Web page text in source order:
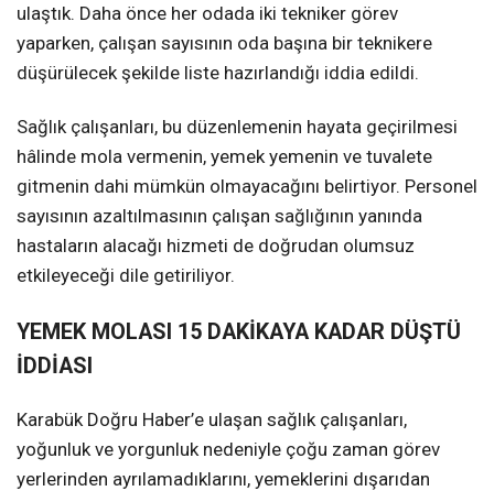
ulaştık. Daha önce her odada iki tekniker görev
yaparken, çalışan sayısının oda başına bir teknikere
düşürülecek şekilde liste hazırlandığı iddia edildi.
Sağlık çalışanları, bu düzenlemenin hayata geçirilmesi
hâlinde mola vermenin, yemek yemenin ve tuvalete
gitmenin dahi mümkün olmayacağını belirtiyor. Personel
sayısının azaltılmasının çalışan sağlığının yanında
hastaların alacağı hizmeti de doğrudan olumsuz
etkileyeceği dile getiriliyor.
YEMEK MOLASI 15 DAKİKAYA KADAR DÜŞTÜ
İDDİASI
Karabük Doğru Haber’e ulaşan sağlık çalışanları,
yoğunluk ve yorgunluk nedeniyle çoğu zaman görev
yerlerinden ayrılamadıklarını, yemeklerini dışarıdan